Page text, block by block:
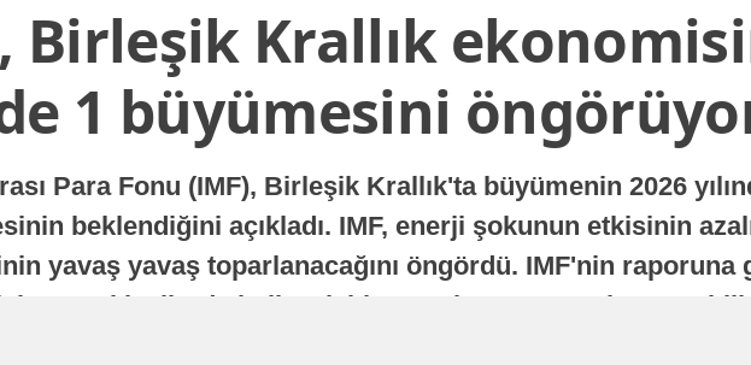
Birleşik Krallık
1 büyümesini
Para Fonu (IMF), Birleşik Krallık'ta büyümenin 2026
beklendiğini açıkladı. IMF, enerji şokunun etkisinin
yavaş yavaş toparlanacağını öngördü. IMF'nin raporuna
sonraki yıllarda istikrarlı bir toparlanma süreci